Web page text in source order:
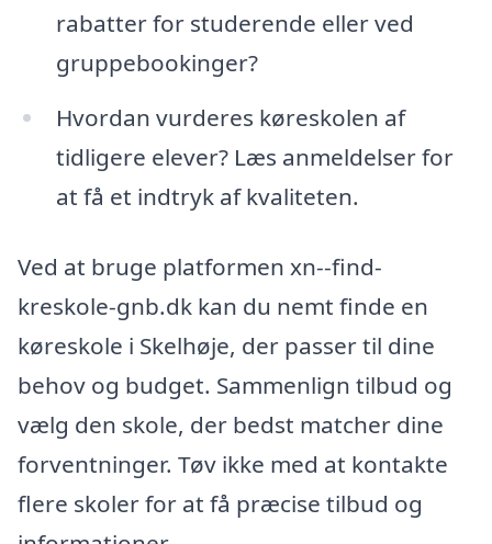
rabatter for studerende eller ved
gruppebookinger?
Hvordan vurderes køreskolen af
tidligere elever? Læs anmeldelser for
at få et indtryk af kvaliteten.
Ved at bruge platformen xn--find-
kreskole-gnb.dk kan du nemt finde en
køreskole i Skelhøje, der passer til dine
behov og budget. Sammenlign tilbud og
vælg den skole, der bedst matcher dine
forventninger. Tøv ikke med at kontakte
flere skoler for at få præcise tilbud og